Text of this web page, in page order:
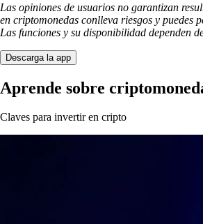
Las opiniones de usuarios no garantizan
en criptomonedas conlleva riesgos y puedes
Las funciones y su disponibilidad dependen
Descarga la app
Aprende sobre
Claves para invertir en cripto